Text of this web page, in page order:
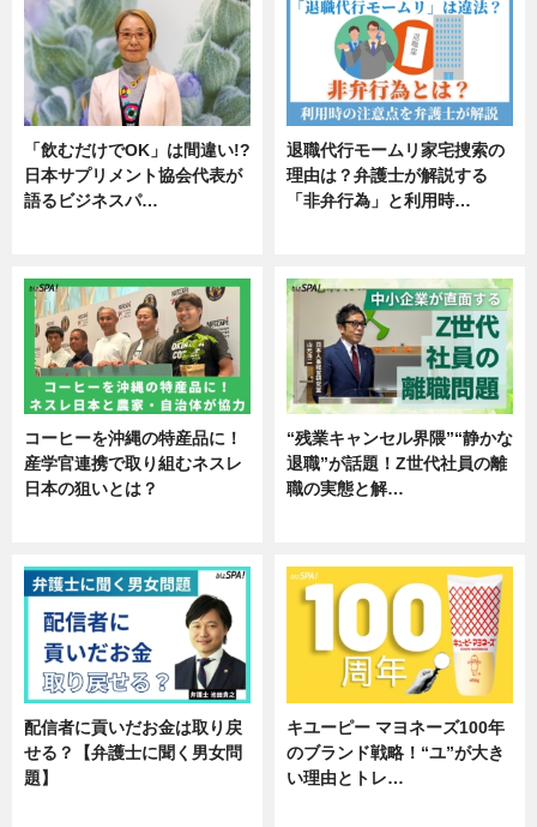
「飲むだけでOK」は間違い!?
日本サプリメント協会代表が
語るビジネスパ…
退職代行モームリ家宅捜索の
理由は？弁護士が解説する
「非弁行為」と利用時…
コーヒーを沖縄の特産品に！
産学官連携で取り組むネスレ
日本の狙いとは？
“残業キャンセル界隈”“静かな
退職”が話題！Z世代社員の離
職の実態と解…
配信者に貢いだお金は取り戻
せる？【弁護士に聞く男女問
題】
キユーピー マヨネーズ100年
のブランド戦略！“ユ”が大き
い理由とトレ…